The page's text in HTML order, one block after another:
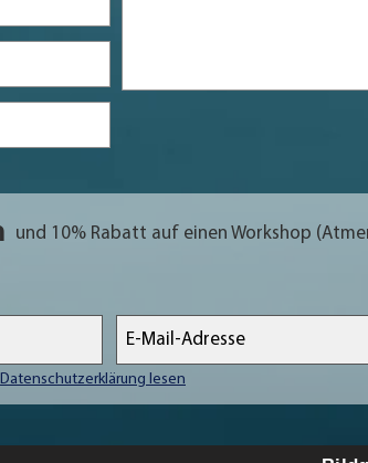
und 10% Rabatt auf einen Workshop
Datenschutzerklärung lesen